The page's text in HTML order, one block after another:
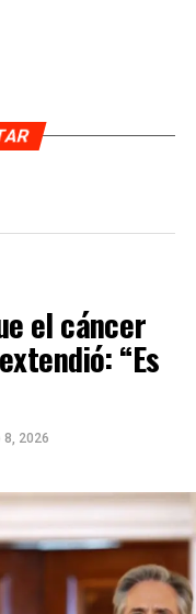
el cáncer
“Es
8, 2026